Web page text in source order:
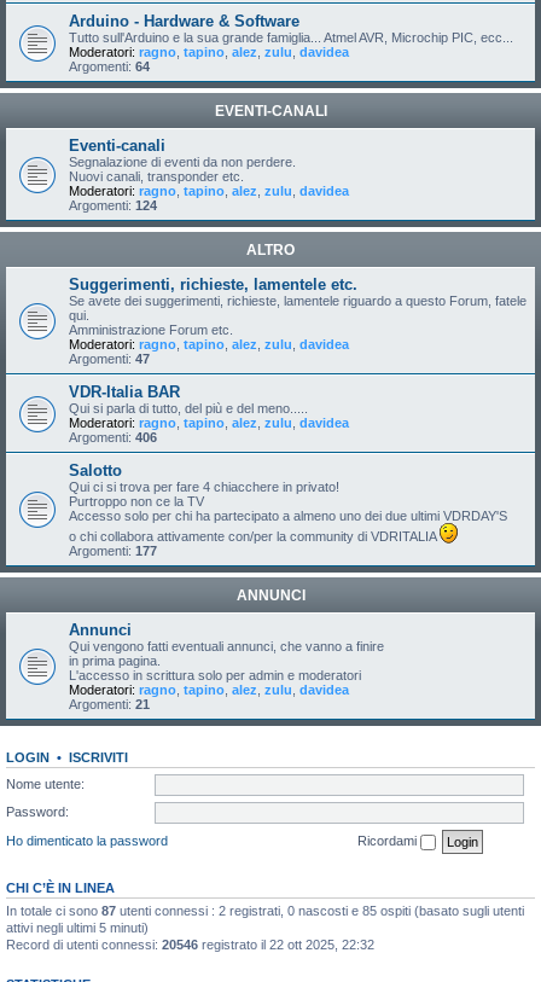
Arduino - Hardware & Software
Tutto sull'Arduino e la sua grande famiglia... Atmel AVR, Microchip PIC, ecc...
Moderatori: ragno tapino alez zulu davidea
Argomenti: 64
EVENTI-CANALI
Eventi-canali
Segnalazione di eventi da non perdere.
Nuovi canali, transponder etc.
Moderatori: ragno tapino alez zulu davidea
Argomenti: 124
ALTRO
Suggerimenti, richieste, lamentele etc.
Se avete dei suggerimenti, richieste, lamentele riguardo a questo Forum, fatele
qui.
Amministrazione Forum etc.
Moderatori: ragno tapino alez zulu davidea
Argomenti: 47
VDR-Italia BAR
Qui si parla di tutto, del più e del meno.....
Moderatori: ragno tapino alez zulu davidea
Argomenti: 406
Salotto
Qui ci si trova per fare 4 chiacchere in privato!
Purtroppo non ce la TV
Accesso solo per chi ha partecipato a almeno uno dei due ultimi VDRDAY'S
o chi collabora attivamente con/per la community di VDRITALIA
Argomenti: 177
ANNUNCI
Annunci
Qui vengono fatti eventuali annunci, che vanno a finire
in prima pagina.
L'accesso in scrittura solo per admin e moderatori
Moderatori: ragno tapino alez zulu davidea
Argomenti: 21
LOGIN • ISCRIVITI
Nome utente:
Password:
Ho dimenticato la password
Ricordami
CHI C’È IN LINEA
In totale ci sono 87 utenti connessi : 2 registrati, 0 nascosti e 85 ospiti (basato sugli utenti
attivi negli ultimi 5 minuti)
Record di utenti connessi: 20546 registrato il 22 ott 2025, 22:32